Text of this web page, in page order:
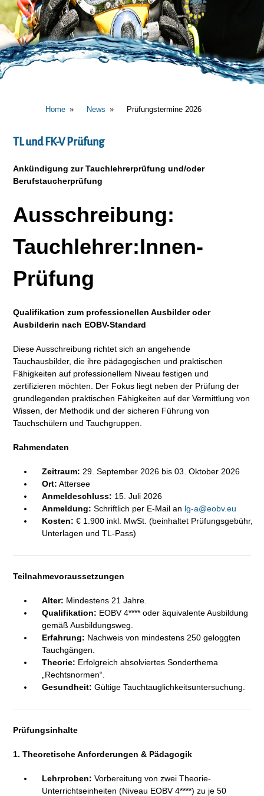
Home News Prüfungstermine 2026
TL und FK-V Prüfung
Ankündigung zur Tauchlehrerprüfung und/oder
Berufstaucherprüfung
Ausschreibung:
Tauchlehrer:Innen-
Prüfung
Qualifikation zum professionellen Ausbilder oder
Ausbilderin nach EOBV-Standard
Diese Ausschreibung richtet sich an angehende
Tauchausbilder, die ihre pädagogischen und praktischen
Fähigkeiten auf professionellem Niveau festigen und
zertifizieren möchten. Der Fokus liegt neben der Prüfung der
grundlegenden praktischen Fähigkeiten auf der Vermittlung von
Wissen, der Methodik und der sicheren Führung von
Tauchschülern und Tauchgruppen.
Rahmendaten
Zeitraum: 29. September 2026 bis 03. Oktober 2026
Ort: Attersee
Anmeldeschluss: 15. Juli 2026
Anmeldung: Schriftlich per E-Mail an lg-a@eobv.eu
Kosten: € 1.900 inkl. MwSt. (beinhaltet Prüfungsgebühr,
Unterlagen und TL-Pass)
Teilnahmevoraussetzungen
Alter: Mindestens 21 Jahre.
Qualifikation: EOBV 4**** oder äquivalente Ausbildung
gemäß Ausbildungsweg.
Erfahrung: Nachweis von mindestens 250 geloggten
Tauchgängen.
Theorie: Erfolgreich absolviertes Sonderthema
„Rechtsnormen“.
Gesundheit: Gültige Tauchtauglichkeitsuntersuchung.
Prüfungsinhalte
1. Theoretische Anforderungen & Pädagogik
Lehrproben: Vorbereitung von zwei Theorie-
Unterrichtseinheiten (Niveau EOBV 4****) zu je 50